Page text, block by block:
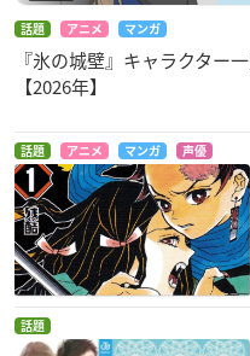
安達 セイ
話題 アニメ マンガ
『氷の城壁』キャラクター
【2026年】
話題 アニメ マンガ 声優
話題